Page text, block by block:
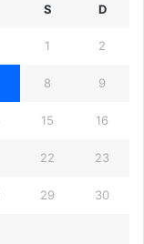
S D
1 2
8 9
15 16
22 23
29 30